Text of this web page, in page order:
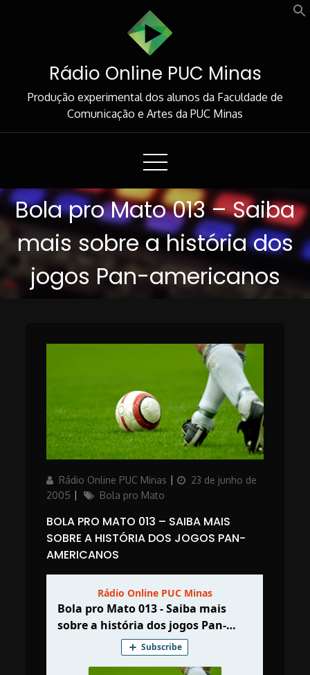
Rádio Online PUC Minas
Produção experimental dos alunos da Faculdade de
Comunicação e Artes da PUC Minas
Bola pro Mato 013 – Saiba
mais sobre a história dos
jogos Pan-americanos
AuthorRádio Online PUC Minas
Posted23 de junho de
2005
Categories
Bola pro Mato
BOLA PRO MATO 013 – SAIBA MAIS
SOBRE A HISTÓRIA DOS JOGOS PAN-
AMERICANOS